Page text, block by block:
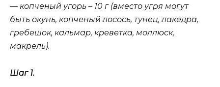
— копченый угорь – 10 г (вместо угря могут
быть окунь, копченый лосось, тунец, лакедра,
гребешок, кальмар, креветка, моллюск,
макрель).
Шаг 1.